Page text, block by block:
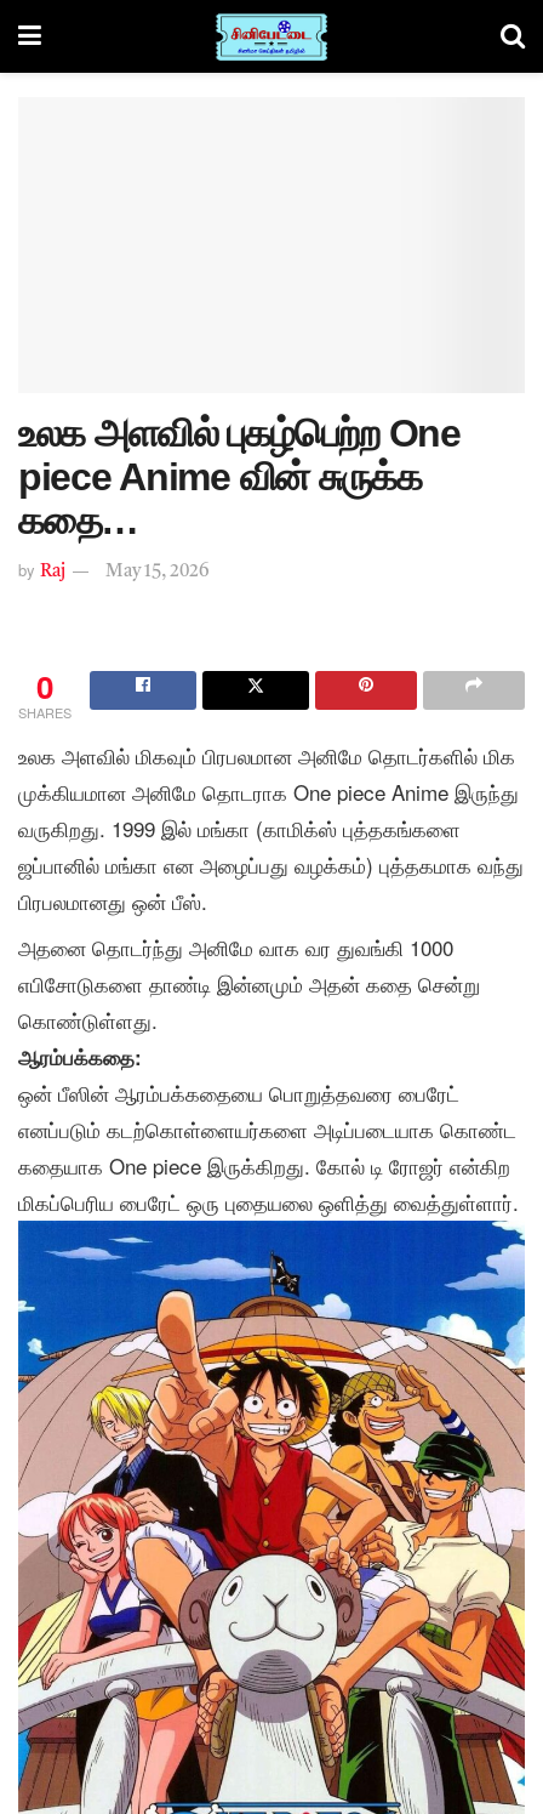
உலக அளவில் புகழ்பெற்ற One
piece Anime வின் சுருக்க
கதை…
by Raj May 15, 2026
0
SHARES
உலக அளவில் மிகவும் பிரபலமான அனிமே தொடர்களில் மிக
முக்கியமான அனிமே தொடராக One piece Anime இருந்து
வருகிறது. 1999 இல் மங்கா (காமிக்ஸ் புத்தகங்களை
ஜப்பானில் மங்கா என அழைப்பது வழக்கம்) புத்தகமாக வந்து
பிரபலமானது ஒன் பீஸ்.
அதனை தொடர்ந்து அனிமே வாக வர துவங்கி 1000
எபிசோடுகளை தாண்டி இன்னமும் அதன் கதை சென்று
கொண்டுள்ளது.
ஆரம்பக்கதை:
ஒன் பீஸின் ஆரம்பக்கதையை பொறுத்தவரை பைரேட்
எனப்படும் கடற்கொள்ளையர்களை அடிப்படையாக கொண்ட
கதையாக One piece இருக்கிறது. கோல் டி ரோஜர் என்கிற
மிகப்பெரிய பைரேட் ஒரு புதையலை ஒளித்து வைத்துள்ளார்.